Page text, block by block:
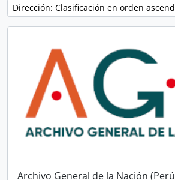
Dirección: Clasificación en orden
Archivo General de la Nación